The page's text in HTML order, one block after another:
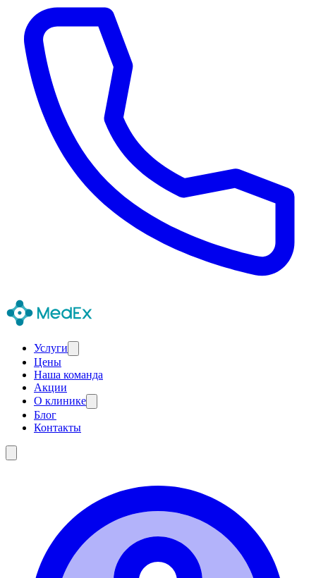
Услуги
Цены
Наша команда
Акции
О клинике
Блог
Контакты